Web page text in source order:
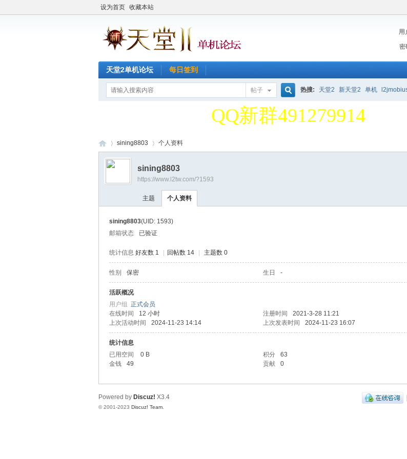
设为首页 收藏本站
用
密
天堂2单机论坛 每日签到
帖子 热搜: 天堂2 新天堂2 单机
天堂2单机论坛 欢迎
QQ新群491279914
天堂2单机论坛 欢迎
QQ新群491279914
›
sining8803 个人资料
sining8803
https://www.l2tw.com/?1593
主题 个人资料
sining8803(UID: 1593)
邮箱状态
已验证
统计信息 好友数 1 回帖数 14 主题数 0
性别 保密 生日 -
活跃概况
用户组 正式会员
在线时间
12 小时 注册时间 2021-3-28 11:21
上次活动时间
2024-11-23 14:14 上次发表时间 2024-11-23 16:07
统计信息
已用空间
0 B 积分 63
金钱
49 贡献 0
|
Powered by Discuz! X3.4
© 2001-2023 Discuz! Team